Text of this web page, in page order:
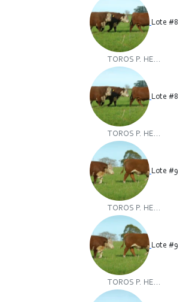
Lote #8
TOROS P. HE...
Lote #8
TOROS P. HE...
Lote #9
TOROS P. HE...
Lote #9
TOROS P. HE...